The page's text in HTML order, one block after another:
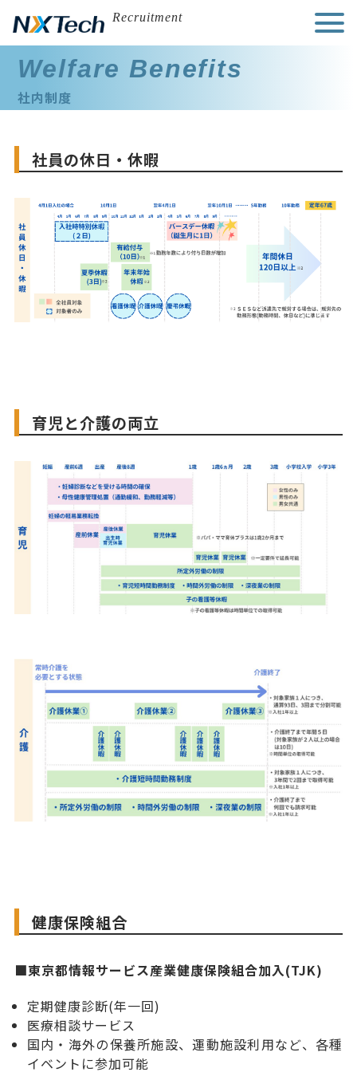
to
content
Recruitment
Welfare Benefits
社内制度
社員の休日・休暇
育児と介護の両立
健康保険組合
■東京都情報サービス産業健康保険組合加入(TJK)
定期健康診断(年一回)
医療相談サービス
国内・海外の保養所施設、運動施設利用など、各種
イベントに参加可能